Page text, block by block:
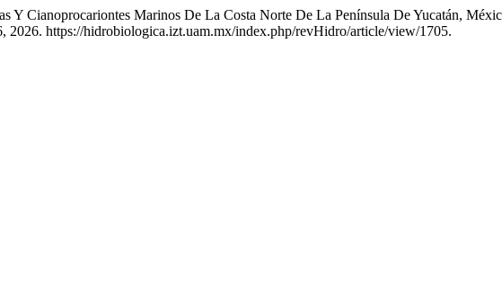
Y Cianoprocariontes Marinos De La Costa Norte De La Península De Yucatán,
2026. https://hidrobiologica.izt.uam.mx/index.php/revHidro/article/view/1705.